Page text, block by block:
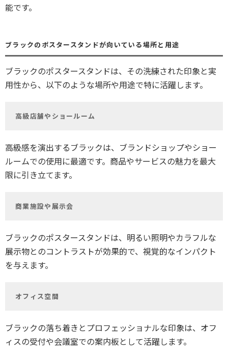
能です。
ブラックのポスタースタンドが向いている場所と用途
ブラックのポスタースタンドは、その洗練された印象と実
用性から、以下のような場所や用途で特に活躍します。
高級店舗やショールーム
高級感を演出するブラックは、ブランドショップやショー
ルームでの使用に最適です。商品やサービスの魅力を最大
限に引き立てます。
商業施設や展示会
ブラックのポスタースタンドは、明るい照明やカラフルな
展示物とのコントラストが効果的で、視覚的なインパクト
を与えます。
オフィス空間
ブラックの落ち着きとプロフェッショナルな印象は、オフ
ィスの受付や会議室での案内板として活躍します。